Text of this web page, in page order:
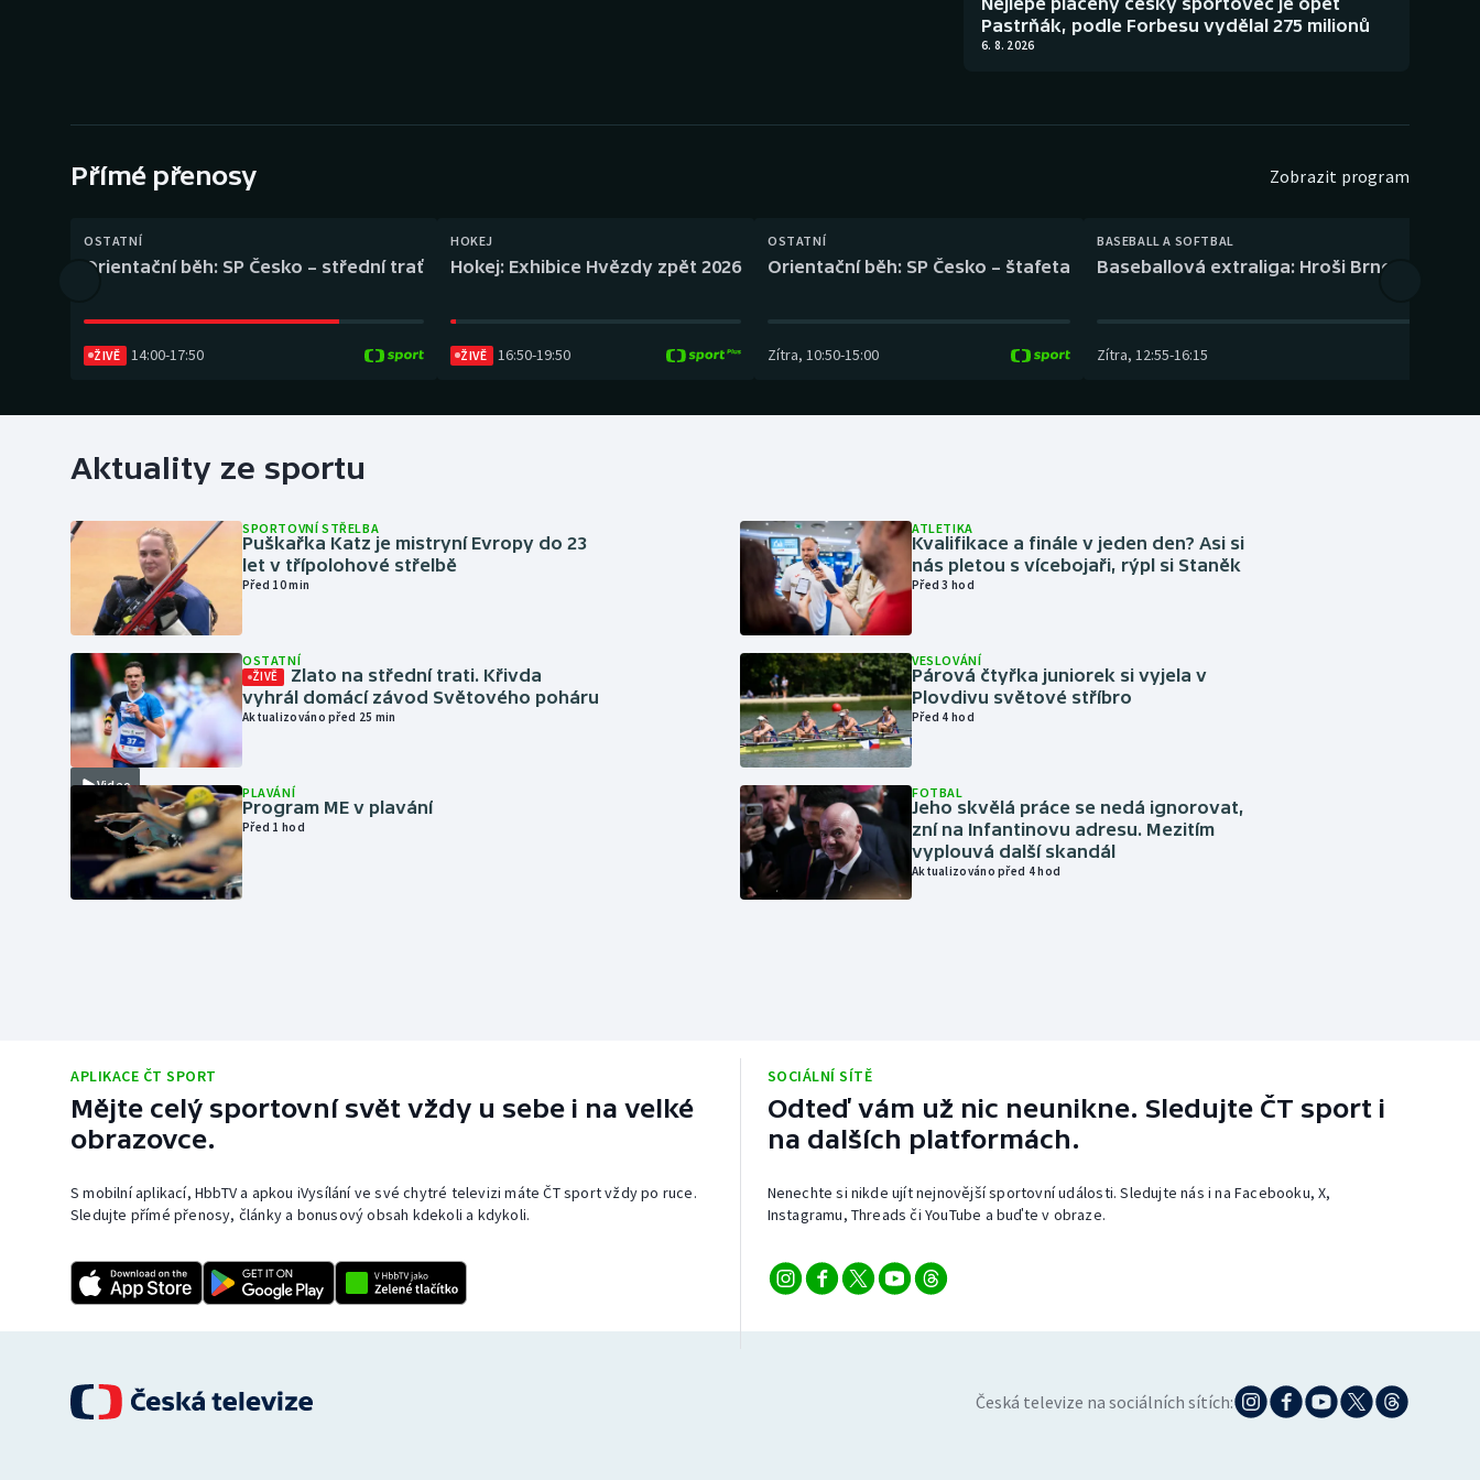
Gymnastika Plážový volejbal
Pastrňák, podle Forbesu vydělal 275 milionů
6. 8. 2026
Přímé přenosy Zobrazit program
OSTATNÍ
Orientační běh: SP Česko – střední trať
ŽIVĚ 14:00-17:50
HOKEJ
Hokej: Exhibice Hvězdy zpět 2026
ŽIVĚ 16:50-19:50
OSTATNÍ
Orientační běh: SP Česko – štafeta
Zítra, 10:50-15:00
BASEBALL A SOFTBAL
Baseballová extraliga: Hroši Brno – Eagles
Zítra, 12:55-16:15
Aktuality ze sportu
SPORTOVNÍ STŘELBA
Puškařka Katz je mistryní Evropy do 23
let v třípolohové střelbě
Před 10 min
Video
OSTATNÍ
ŽIVĚ
Zlato na střední trati. Křivda
vyhrál domácí závod Světového poháru
Aktualizováno před 25 min
PLAVÁNÍ
Program ME v plavání
Před 1 hod
ATLETIKA
Kvalifikace a finále v jeden den? Asi si
nás pletou s vícebojaři, rýpl si Staněk
Před 3 hod
VESLOVÁNÍ
Párová čtyřka juniorek si vyjela v
Plovdivu světové stříbro
Před 4 hod
FOTBAL
Jeho skvělá práce se nedá ignorovat,
zní na Infantinovu adresu. Mezitím
vyplouvá další skandál
Aktualizováno před 4 hod
APLIKACE ČT SPORT
Mějte celý sportovní svět vždy u sebe i na velké
obrazovce.
S mobilní aplikací, HbbTV a apkou iVysílání ve své chytré televizi máte ČT sport vždy po ruce.
Sledujte přímé přenosy, články a bonusový obsah kdekoli a kdykoli.
SOCIÁLNÍ SÍTĚ
Odteď vám už nic neunikne. Sledujte ČT sport i
na dalších platformách.
Nenechte si nikde ujít nejnovější sportovní události. Sledujte nás i na Facebooku, X,
Instagramu, Threads či YouTube a buďte v obraze.
Česká televize na sociálních sítích: